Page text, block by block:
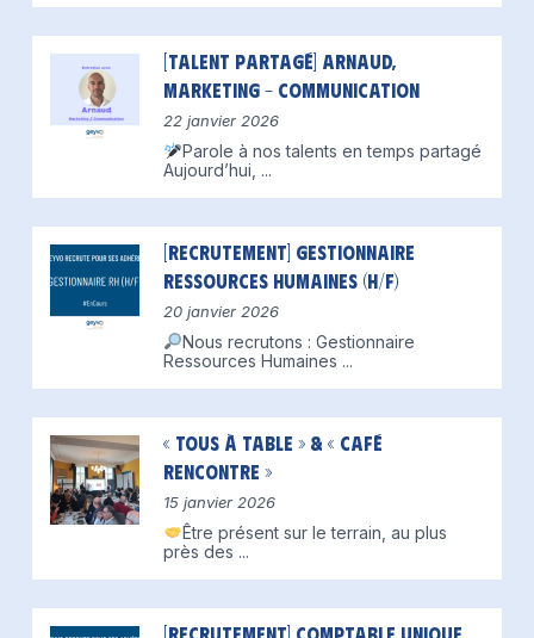
[Talent partagé] Arnaud,
Marketing – Communication
22 janvier 2026
Parole à nos talents en temps partagé
Aujourd’hui, ...
[Recrutement] Gestionnaire
Ressources Humaines (H/F)
20 janvier 2026
Nous recrutons : Gestionnaire
Ressources Humaines ...
« Tous à table » & « Café
Rencontre »
15 janvier 2026
Être présent sur le terrain, au plus
près des ...